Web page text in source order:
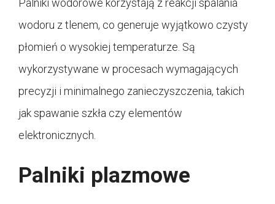
wodoru z tlenem, co generuje wyjątkowo czysty
płomień o wysokiej temperaturze. Są
wykorzystywane w procesach wymagających
precyzji i minimalnego zanieczyszczenia, takich
jak spawanie szkła czy elementów
elektronicznych.
Palniki plazmowe